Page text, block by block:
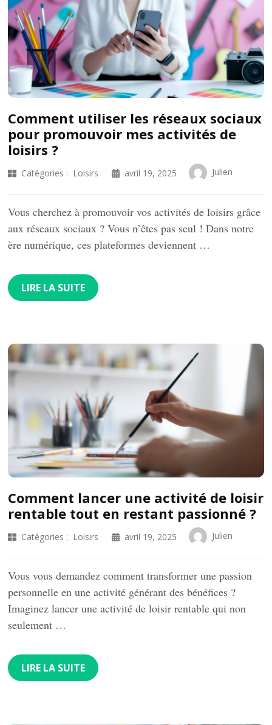
Comment utiliser les réseaux sociaux
pour promouvoir mes activités de
loisirs ?
Catégories : Loisirs avril 19, 2025 Julien
Vous cherchez à promouvoir vos activités de loisirs grâce
aux réseaux sociaux ? Vous n’êtes pas seul ! Dans notre
ère numérique, ces plateformes deviennent …
LIRE LA SUITE
Comment lancer une activité de loisir
rentable tout en restant passionné ?
Catégories : Loisirs avril 19, 2025 Julien
Vous vous demandez comment transformer une passion
personnelle en une activité générant des bénéfices ?
Imaginez lancer une activité de loisir rentable qui non
seulement …
LIRE LA SUITE